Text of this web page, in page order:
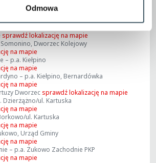
Odmowa
na mapie
sprawdź lokalizację na mapie
Dworzec Kolejowy
na mapie
– p.a. Kiełpino
na mapie
– p.a. Kiełpino, Bernardówka
na mapie
Dworzec sprawdź lokalizację na mapie
Dzierżążno/ul. Kartuska
na mapie
ul. Kartuska
na mapie
Urząd Gminy
na mapie
– p.a. Żukowo Zachodnie PKP
na mapie